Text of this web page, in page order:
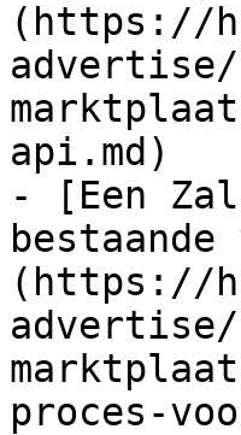
(https://
api.md)
- [Een
(https://
proces-